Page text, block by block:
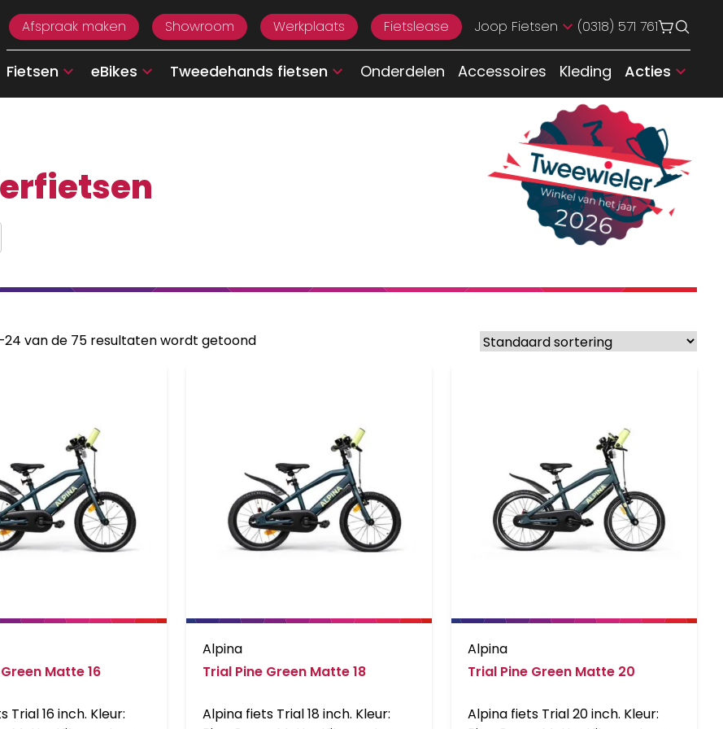
Afspraak maken
Showroom Werkplaats Fietslease Joop Fietsen (0318) 571 761
Fietsen eBikes Tweedehands fietsen Onderdelen Accessoires Kleding Acties
van de 75 resultaten wordt getoond
Matte 16
Trial 16 inch. Kleur:
Alpina
Trial Pine Green Matte 18
Alpina fiets Trial 18 inch. Kleur:
Alpina
Trial Pine Green Matte 20
Alpina fiets Trial 20 inch. Kleur: